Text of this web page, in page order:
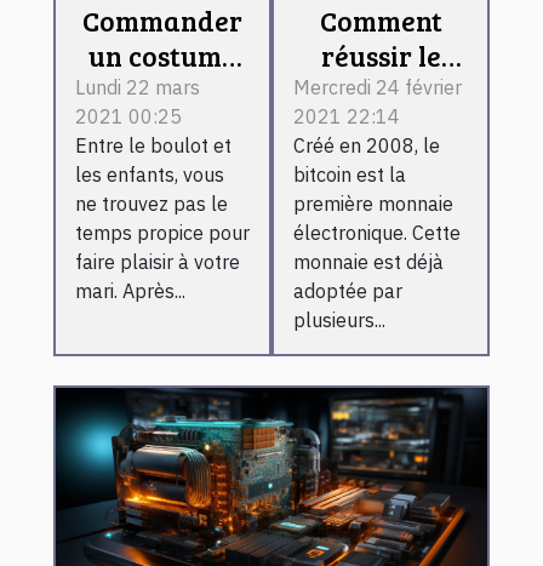
Commander
un costume
soubrette
sexy en ligne
: comment ça
marche
rapidement ?
Lundi 22 mars
2021 00:25
Entre le boulot et
les enfants, vous
ne trouvez pas le
temps propice pour
faire plaisir à votre
mari. Après...
Comment
réussir le
minage du
bitcoin ?
Mercredi 24 février
2021 22:14
Créé en 2008, le
bitcoin est la
première monnaie
électronique. Cette
monnaie est déjà
adoptée par
plusieurs...